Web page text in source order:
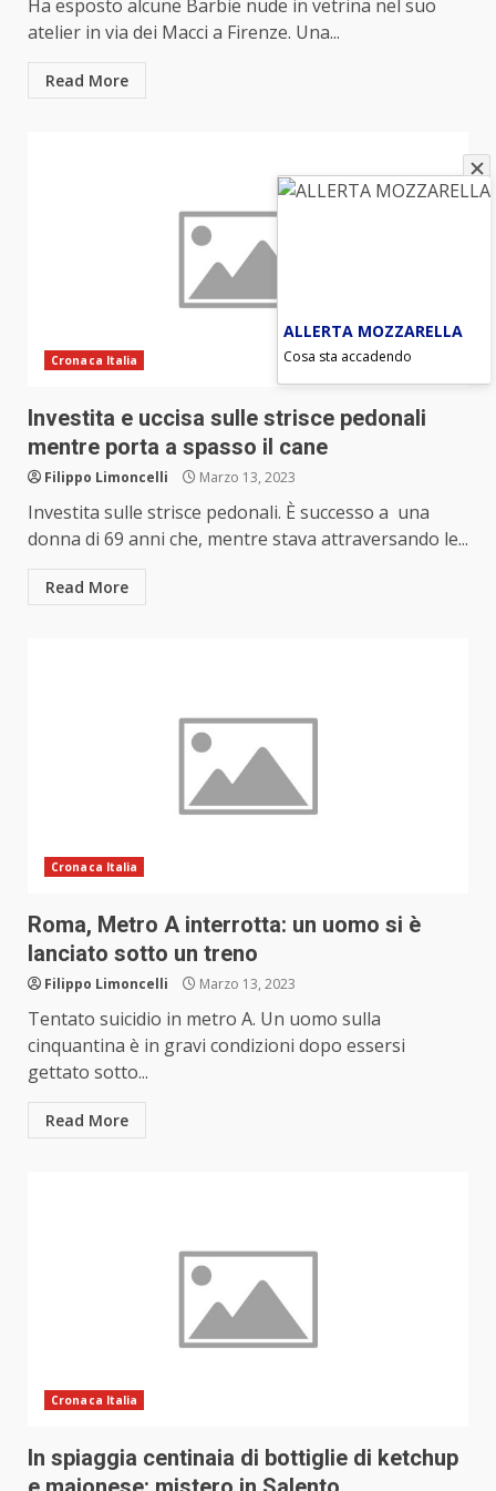
Ha esposto alcune Barbie nude in vetrina nel suo
atelier in via dei Macci a Firenze. Una...
Read More
Cronaca Italia
Investita e uccisa sulle strisce pedonali
mentre porta a spasso il cane
Filippo Limoncelli Marzo 13, 2023
Investita sulle strisce pedonali. È successo a una
donna di 69 anni che, mentre stava attraversando le...
Read More
Cronaca Italia
Roma, Metro A interrotta: un uomo si è
lanciato sotto un treno
Filippo Limoncelli Marzo 13, 2023
Tentato suicidio in metro A. Un uomo sulla
cinquantina è in gravi condizioni dopo essersi
gettato sotto...
Read More
Cronaca Italia
In spiaggia centinaia di bottiglie di ketchup
ALLERTA MOZZARELLA
Cosa sta accadendo